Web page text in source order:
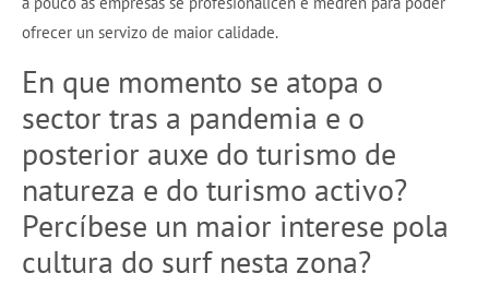
ofrecer un servizo de maior calidade.
En que momento se atopa o
sector tras a pandemia e o
posterior auxe do turismo de
natureza e do turismo activo?
Percíbese un maior interese pola
cultura do surf nesta zona?